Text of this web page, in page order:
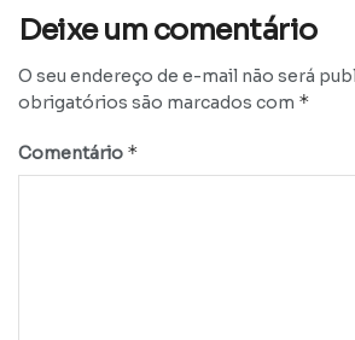
Deixe um comentário
O seu endereço de e-mail não será
obrigatórios são marcados com *
Comentário *